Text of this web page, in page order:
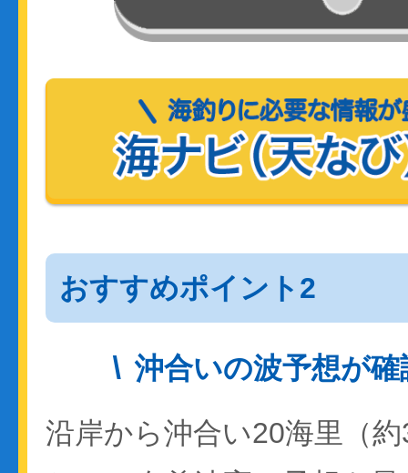
おすすめポイント2
沖合いの波予想が
沿岸から沖合い20海里（